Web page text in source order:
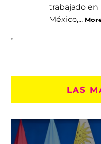
trabajado en
México,...
LAS